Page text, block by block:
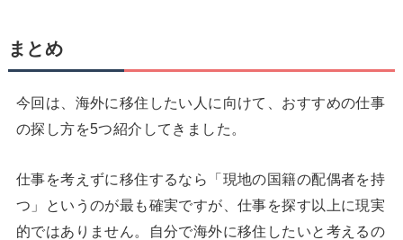
まとめ
今回は、海外に移住したい人に向けて、おすすめの仕事
の探し方を5つ紹介してきました。
仕事を考えずに移住するなら「現地の国籍の配偶者を持
つ」というのが最も確実ですが、仕事を探す以上に現実
的ではありません。自分で海外に移住したいと考えるの